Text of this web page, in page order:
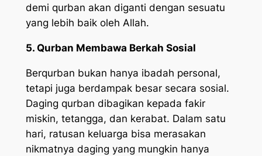
demi qurban akan diganti dengan sesuatu
yang lebih baik oleh Allah.
5. Qurban Membawa Berkah Sosial
Berqurban bukan hanya ibadah personal,
tetapi juga berdampak besar secara sosial.
Daging qurban dibagikan kepada fakir
miskin, tetangga, dan kerabat. Dalam satu
hari, ratusan keluarga bisa merasakan
nikmatnya daging yang mungkin hanya